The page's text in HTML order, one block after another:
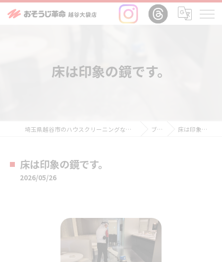
床は印象の鏡です。
埼玉県越谷市のハウスクリーニングならおそうじ革命越谷大袋店 ブログ 床は印象の鏡です。
床は印象の鏡です。
2026/05/26